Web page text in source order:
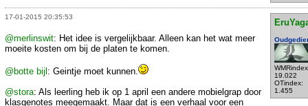
17-01-2015 20:35:53
19.022
OTindex:
1.455
@merlinswit: Het idee is vergelijkbaar. Alleen kan het wat meer
moeite kosten om bij de platen te komen.
@botte bijl: Geintje moet kunnen.
@stora: Als leerling heb ik op 1 april een andere mobielgrap door
klasgenotes meegemaakt. Maar dat is een verhaal voor een